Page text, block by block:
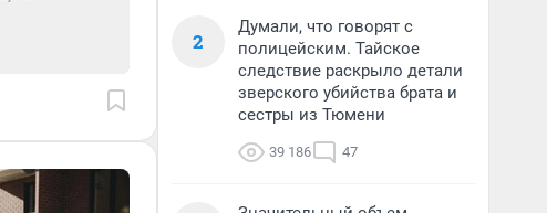
2
Думали, что говорят с
полицейским. Тайское
следствие раскрыло детали
зверского убийства брата и
сестры из Тюмени
39 186 47